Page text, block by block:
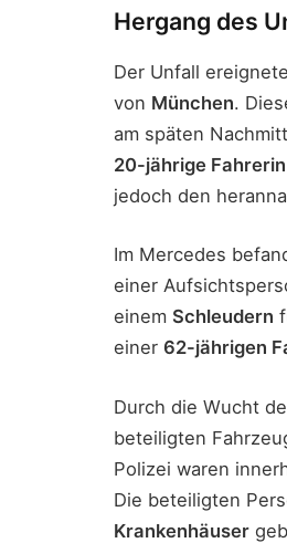
Hergang des
Der Unfall
von München.
am späten
20-jährige Fahrerin
jedoch den
Im Mercedes
einer
einem Schleudern
einer 62-jährigen
Durch die Wucht
beteiligten
Polizei waren
Die beteiligten
Krankenhäuser